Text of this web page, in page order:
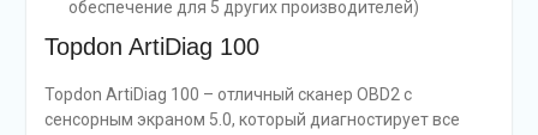
обеспечение для 5 других производителей)
Topdon ArtiDiag 100
Topdon ArtiDiag 100 – отличный сканер OBD2 с
сенсорным экраном 5.0, который диагностирует все